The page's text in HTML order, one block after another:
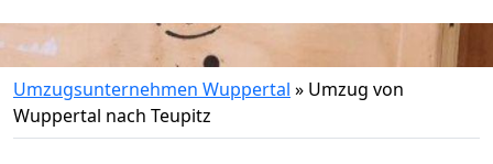
Umzugsunternehmen Wuppertal » Umzug von
Wuppertal nach Teupitz